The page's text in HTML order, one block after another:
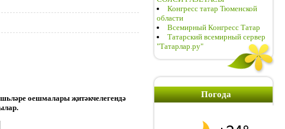
оешмалары җитәкчелегендә
Конгресс татар Тюменской
области
Всемирный Конгресс Татар
Татарский всемирный сервер
"Татарлар.ру"
Погода